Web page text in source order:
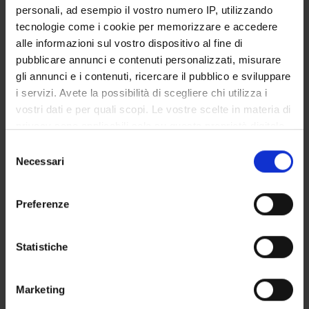
personali, ad esempio il vostro numero IP, utilizzando
tecnologie come i cookie per memorizzare e accedere
alle informazioni sul vostro dispositivo al fine di
pubblicare annunci e contenuti personalizzati, misurare
gli annunci e i contenuti, ricercare il pubblico e sviluppare
i servizi. Avete la possibilità di scegliere chi utilizza i
vostri dati e per quali scopi. Le vostre scelte in materia di
modificare o revocare il proprio consenso in qualsiasi
momento dalla Dichiarazione sui cookie o facendo clic
raccogliere informazioni sulla tua posizione
geografica, con un'approssimazione di qualche
Identificare il tuo dispositivo, scansionandolo
delNecessari
Preferenze
Statistiche
Marketing
Rasmo e l'arte medievale
"Ogni parete si vede pitturata". Storia e sfortuna del sacello
RESEARCH GROUPS
RESEARCH FACILITIES